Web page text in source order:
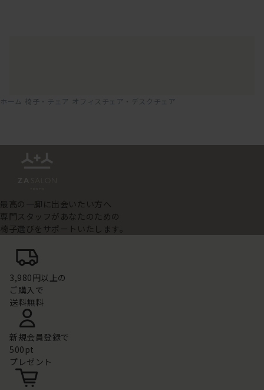
ホーム 椅子・チェア オフィスチェア・デスクチェア
最高の一脚に出会いたい方へ
専門スタッフがあなたのための
椅子選びをサポートいたします。
3,980円以上の
ご購入で
送料無料
新規会員登録で
500pt
プレゼント